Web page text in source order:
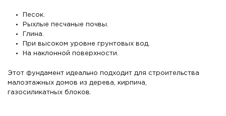
Песок.
Рыхлые песчаные почвы.
Глина.
При высоком уровне грунтовых вод.
На наклонной поверхности.
Этот фундамент идеально подходит для строительства
малоэтажных домов из дерева, кирпича,
газосиликатных блоков.